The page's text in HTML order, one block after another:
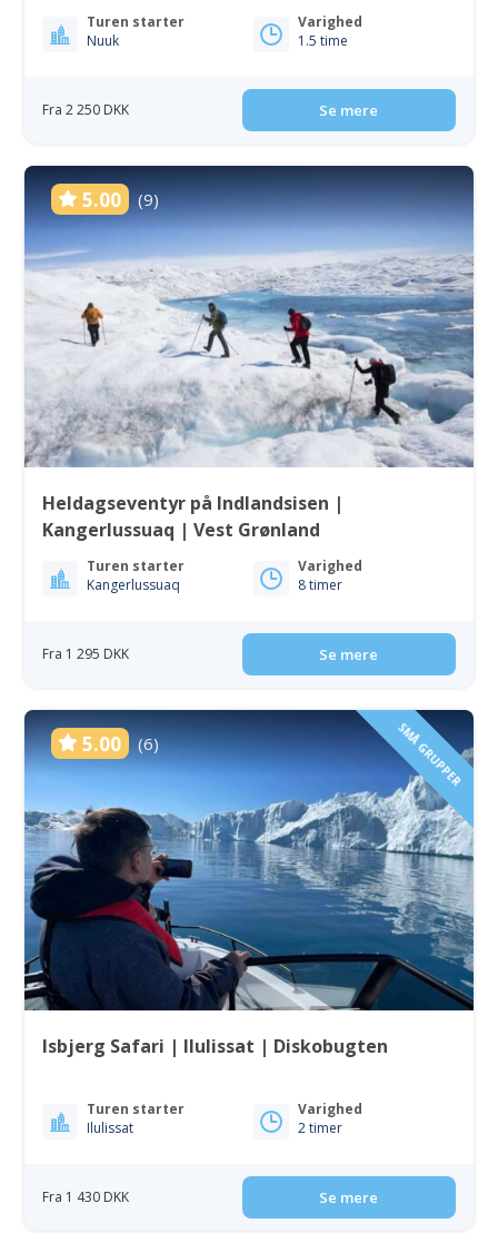
Turen starter
Nuuk
Varighed
1.5 time
Fra 2 250 DKK Se mere
5.00 (9)
Heldagseventyr på Indlandsisen |
Kangerlussuaq | Vest Grønland
Turen starter
Kangerlussuaq
Varighed
8 timer
Fra 1 295 DKK Se mere
5.00 (6) SMÅ GRUPPER
Isbjerg Safari | Ilulissat | Diskobugten
Turen starter
Ilulissat
Varighed
2 timer
Fra 1 430 DKK Se mere